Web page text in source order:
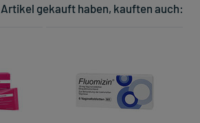
Artikel gekauft haben, kauften auch: